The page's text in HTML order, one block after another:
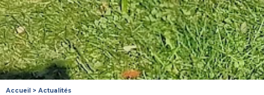
Accueil > Actualités